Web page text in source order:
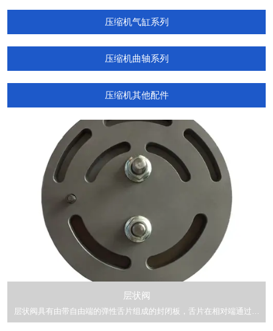
压缩机气缸系列
压缩机曲轴系列
压缩机其他配件
层状阀
层状阀具有由带自由端的弹性舌片组成的封闭板，舌片在相对端通过横
向腹板互连。